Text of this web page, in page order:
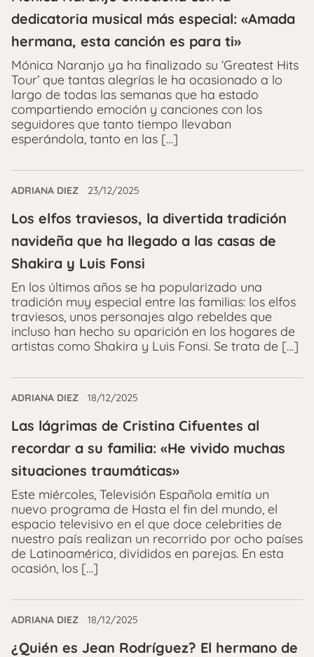
dedicatoria musical más especial: «Amada
hermana, esta canción es para ti»
Mónica Naranjo ya ha finalizado su ‘Greatest Hits
Tour’ que tantas alegrías le ha ocasionado a lo
largo de todas las semanas que ha estado
compartiendo emoción y canciones con los
seguidores que tanto tiempo llevaban
esperándola, tanto en las […]
ADRIANA DIEZ 23/12/2025
Los elfos traviesos, la divertida tradición
navideña que ha llegado a las casas de
Shakira y Luis Fonsi
En los últimos años se ha popularizado una
tradición muy especial entre las familias: los elfos
traviesos, unos personajes algo rebeldes que
incluso han hecho su aparición en los hogares de
artistas como Shakira y Luis Fonsi. Se trata de […]
ADRIANA DIEZ 18/12/2025
Las lágrimas de Cristina Cifuentes al
recordar a su familia: «He vivido muchas
situaciones traumáticas»
Este miércoles, Televisión Española emitía un
nuevo programa de Hasta el fin del mundo, el
espacio televisivo en el que doce celebrities de
nuestro país realizan un recorrido por ocho países
de Latinoamérica, divididos en parejas. En esta
ocasión, los […]
ADRIANA DIEZ 18/12/2025
¿Quién es Jean Rodríguez? El hermano de